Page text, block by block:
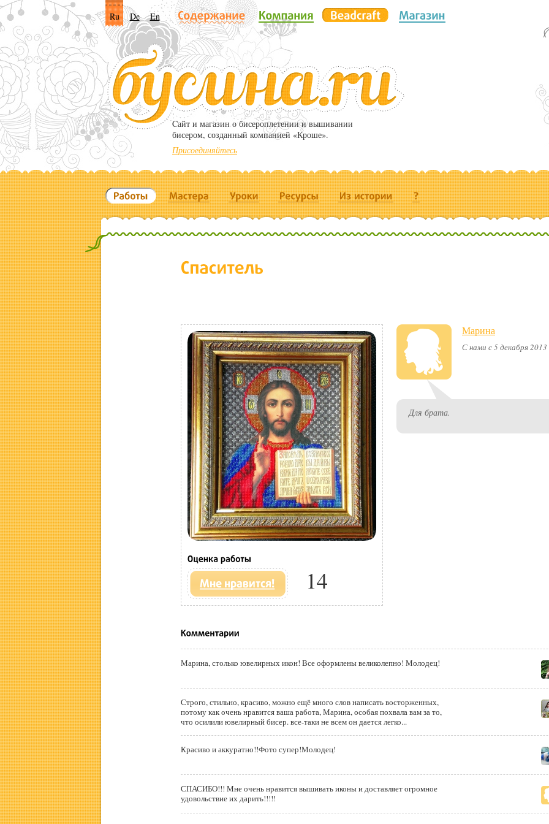
Ru De En
Cайт и магазин о бисероплетении и вышивании
бисером, созданный компанией «Кроше».
Присоединяйтесь
14
Марина
С нами с 5 декабря 2013
Для брата.
Марина, столько ювелирных икон! Все оформлены великолепно! Молодец!
Строго, стильно, красиво, можно ещё много слов написать восторженных,
потому как очень нравится ваша работа, Марина, особая похвала вам за то,
что осилили ювелирный бисер. все-таки не всем он дается легко...
Красиво и аккуратно!!Фото супер!Молодец!
СПАСИБО!!! Мне очень нравится вышивать иконы и доставляет огромное
удовольствие их дарить!!!!!